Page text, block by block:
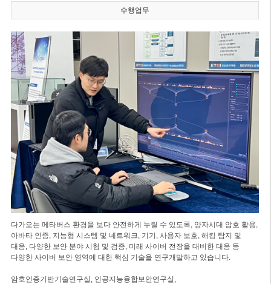
수행업무
다가오는 메타버스 환경을 보다 안전하게 누릴 수 있도록, 양자시대 암호 활용,
아바타 인증, 지능형 시스템 및 네트워크, 기기, 사용자 보호, 해킹 탐지 및
대응, 다양한 보안 분야 시험 및 검증, 미래 사이버 전장을 대비한 대응 등
다양한 사이버 보안 영역에 대한 핵심 기술을 연구개발하고 있습니다.
암호인증기반기술연구실, 인공지능융합보안연구실,